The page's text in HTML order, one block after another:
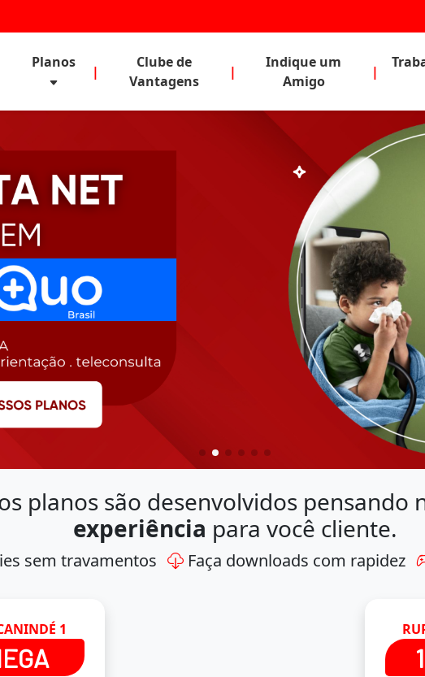
Planos
|
Clube de
Vantagens
|
Indique um
Amigo
|
planos são desenvolvidos pensando
experiência para você cliente.
sem travamentos Faça downloads com rapidez
1